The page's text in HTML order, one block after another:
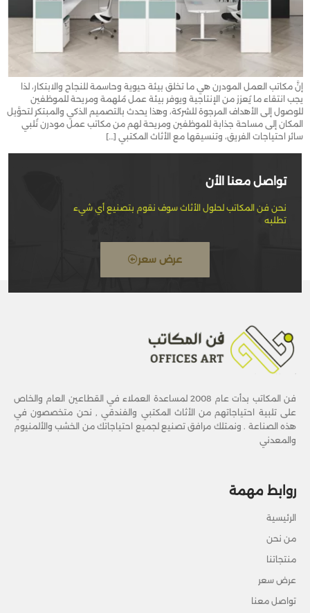
إنَّ مكاتب العمل المودرن هي ما تخلق بيئة حيوية وحاسمة للنجاح والابتكار، لذا
يجب انتقاء ما يُعزز من الإنتاجية ويوفر بيئة عمل مُلهمة ومريحة للموظفين
للوصول إلى الأهداف المرجوة للشركة، وهذا يحدث بالتصميم الذكي والمبتكر لتحوَّيل
المكان إلى مساحة جذابة للموظفين ومريحة لهم من مكاتب عمل مودرن تُلبي
سائر احتياجات الفريق، وتنسيقها مع الأثاث المكتبي […]
تواصل معنا الأن
نحن فن المكاتب لحلول الأثاث سوف نقوم بتصنيع أي شيء
تطلبه
عرض سعر
فن المكاتب بدأت عام 2008 لمساعدة العملاء في القطاعين العام والخاص
على تلبية احتياجاتهم من الأثاث المكتبي والفندقي , نحن متخصصون في
هذه الصناعة . ونمتلك مرافق تصنيع لجميع احتياجاتك من الخشب والألمنيوم
والمعدني
روابط مهمة
الرئيسية
من نحن
منتجاتنا
عرض سعر
تواصل معنا